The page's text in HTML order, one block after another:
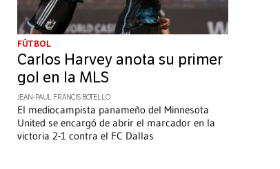
FÚTBOL
Carlos Harvey anota su primer
gol en la MLS
JEAN-PAUL FRANCIS BOTELLO
El mediocampista panameño del Minnesota
United se encargó de abrir el marcador en la
victoria 2-1 contra el FC Dallas